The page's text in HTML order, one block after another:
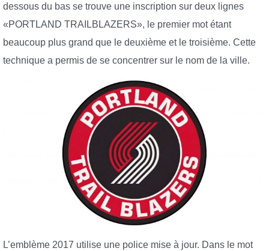
dessous du bas se trouve une inscription sur deux lignes
«PORTLAND TRAILBLAZERS», le premier mot étant
beaucoup plus grand que le deuxième et le troisième. Cette
technique a permis de se concentrer sur le nom de la ville.
L’emblème 2017 utilise une police mise à jour. Dans le mot